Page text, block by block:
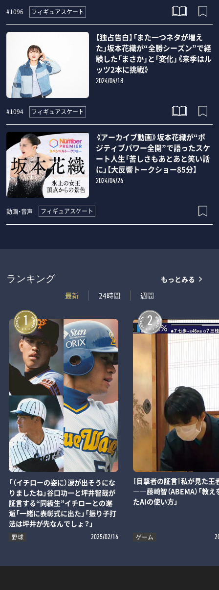
#1096 フィギュアスケート
【独占告白】「また一つネタが増え
た」坂本花織が“全勝シーズン”で経
験した「まさか」と「変化」《来季はル
ッツ2本に挑戦》
2024/04/18
#1094 フィギュアスケート
《アーカイブ動画》坂本花織が“ポ
ジティブパワー全開”で語ったスケ
ート人生「苦しさもあとあと笑い話
に」【大反響トークショー85分】
2024/04/26
動画・音声 フィギュアスケート
ランキング
最新
24時間 週間
もっとみる
1
「（イチローの姿に）涙が出そうにな
りましたね」谷口功一と坪井智哉が
証言する“同級生”イチローとの邂
逅「一緒に表彰式に出た」「振り子打
法は坪井が先なんでしょ？」
野球 2025/02/16
2
［目撃者の証言］私が見た王
――藤崎智（ABEMA）「教え
たAIの使い方」
ゲーム